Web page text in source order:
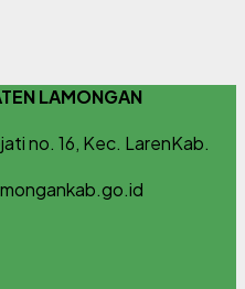
LAMONGAN
no. 16, Kec. LarenKab.